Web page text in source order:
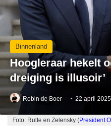
Binnenland
Hoogleraar hekelt
dreiging is illusoir’
Robin de Boer 22 april
Foto: Rutte en Zelensky (President